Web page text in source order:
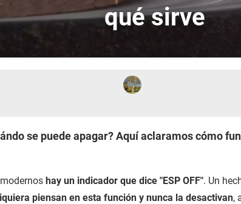
qué sirve
se puede apagar? Aquí aclaramos cómo
hay un indicador que dice "ESP OFF". Un
piensan en esta función y nunca la desactivan,